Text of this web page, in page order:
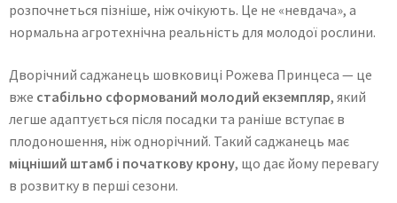
розпочнеться пізніше, ніж очікують. Це не «невдача», а
нормальна агротехнічна реальність для молодої рослини.
Дворічний саджанець шовковиці Рожева Принцеса — це
вже стабільно сформований молодий екземпляр, який
легше адаптується після посадки та раніше вступає в
плодоношення, ніж однорічний. Такий саджанець має
міцніший штамб і початкову крону, що дає йому перевагу
в розвитку в перші сезони.